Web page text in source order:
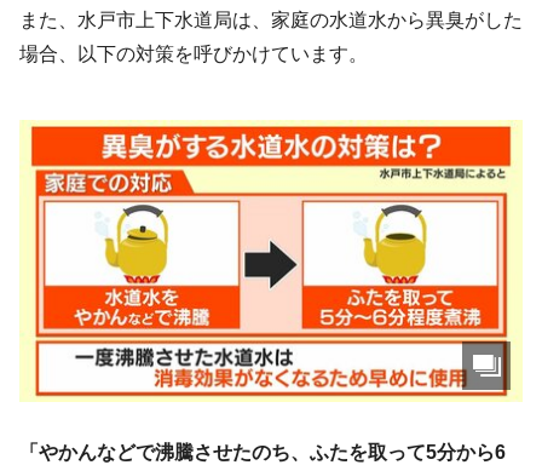
また、水戸市上下水道局は、家庭の水道水から異臭がした
場合、以下の対策を呼びかけています。
「やかんなどで沸騰させたのち、ふたを取って5分から6